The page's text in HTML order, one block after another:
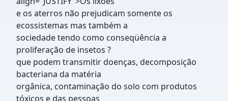
e os aterros não prejudicam somente os
ecossistemas mas também a
sociedade tendo como conseqüência a
proliferação de insetos ?
que podem transmitir doenças, decomposição
bacteriana da matéria
orgânica, contaminação do solo com produtos
tóxicos e das pessoas